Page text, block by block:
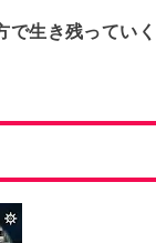
で生き残っていく